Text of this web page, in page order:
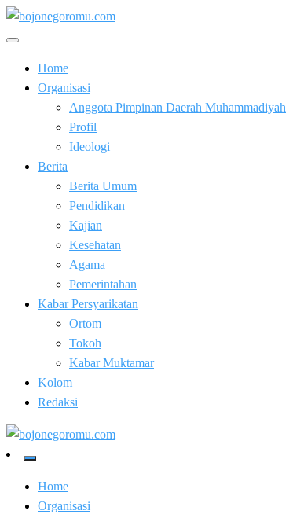
Skip
to
bojonegoromu.com
Home
Organisasi
Anggota Pimpinan Daerah Muhammadiyah
Profil
Ideologi
Berita
Berita Umum
Pendidikan
Kajian
Kesehatan
Agama
Pemerintahan
Kabar Persyarikatan
Ortom
Tokoh
Kabar Muktamar
Kolom
Redaksi
bojonegoromu.com
Home
Organisasi